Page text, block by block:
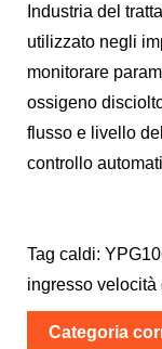
Industria del
utilizzato negli
monitorare
ossigeno
flusso e livello
controllo
Tag caldi:
ingresso velocità
Categoria